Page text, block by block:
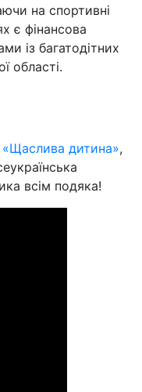
на спортивні
є фінансова
із багатодітних
області.
дитина»,
всім подяка!